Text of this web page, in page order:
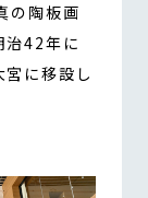
の陶板画
治42年に
に移設し